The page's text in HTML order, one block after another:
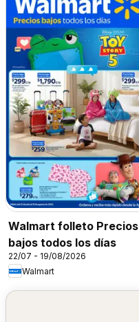
Walmart folleto Precios
bajos todos los días
22/07 - 19/08/2026
Walmart